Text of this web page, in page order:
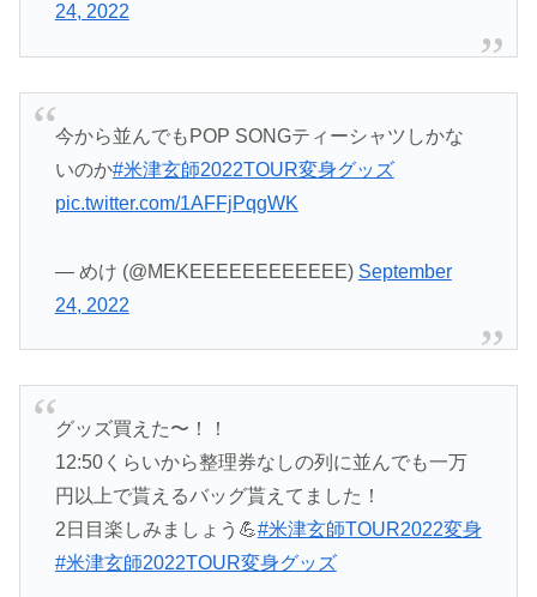
24, 2022
今から並んでもPOP SONGティーシャツしかな
いのか#米津玄師2022TOUR変身グッズ
pic.twitter.com/1AFFjPqgWK
— めけ (@MEKEEEEEEEEEEEE) September
24, 2022
グッズ買えた〜！！
12:50くらいから整理券なしの列に並んでも一万
円以上で貰えるバッグ貰えてました！
2日目楽しみましょう💪#米津玄師TOUR2022変身
#米津玄師2022TOUR変身グッズ